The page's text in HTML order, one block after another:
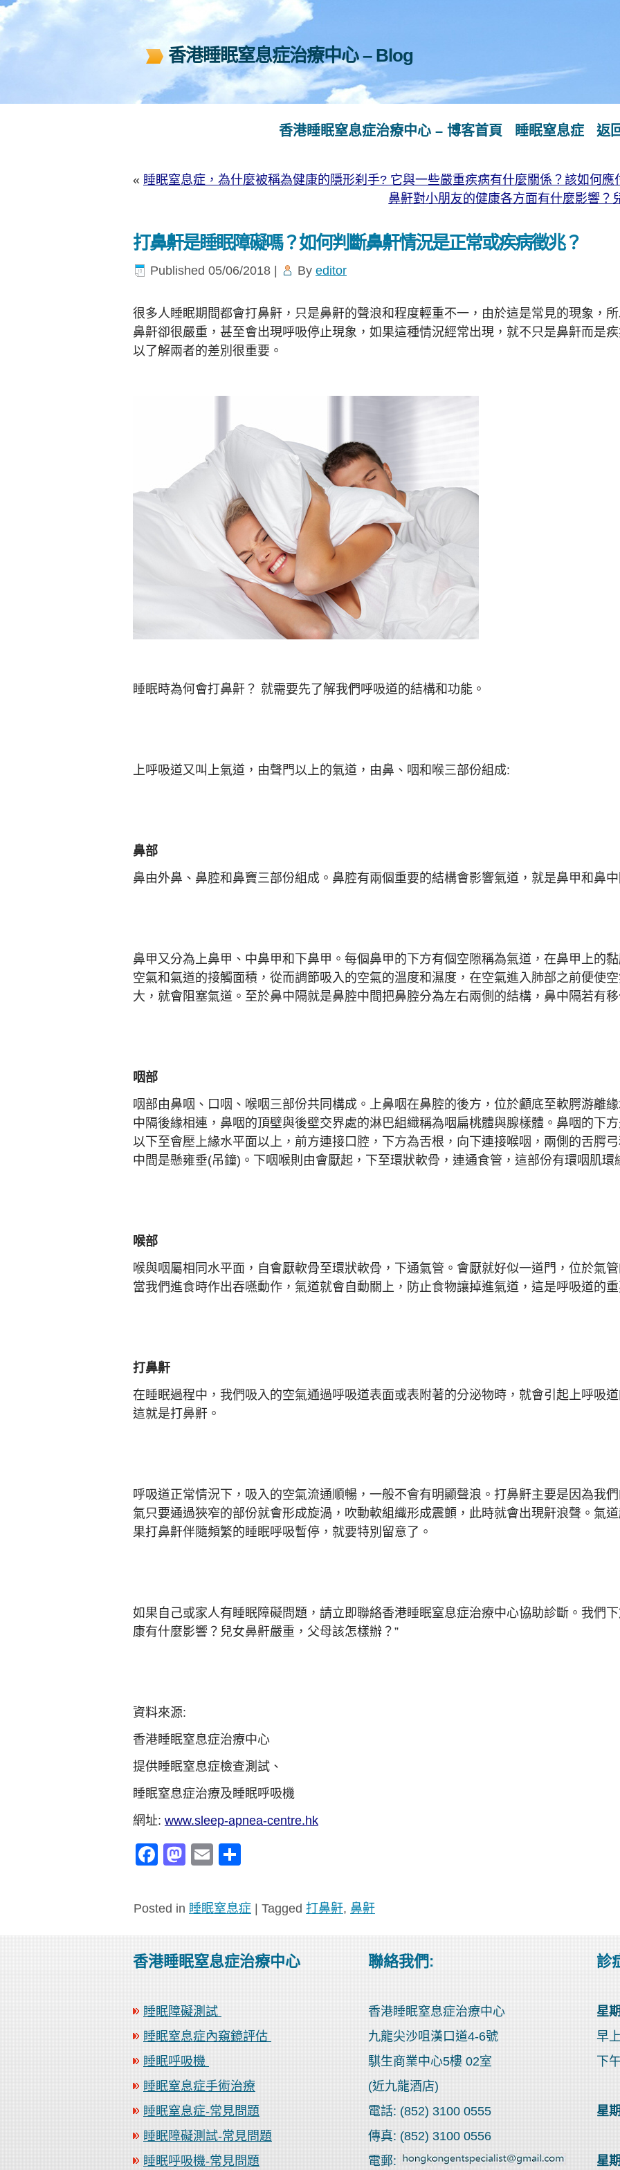
香港睡眠窒息症治療中心 – Blog
香港睡眠窒息症治療中心 – 博客首頁 睡眠窒息症 返
« 睡眠窒息症，為什麼被稱為健康的隱形刹手? 它與一些嚴重疾病有什麼關係？該如何應
鼻鼾對小朋友的健康各方面有什麼影響？
打鼻鼾是睡眠障礙嗎？如何判斷鼻鼾情況是正常或疾病徵兆？
Published 05/06/2018 By editor
很多人睡眠期間都會打鼻鼾，只是鼻鼾的聲浪和程度輕重不一，由於這是常見的現象，
鼻鼾卻很嚴重，甚至會出現呼吸停止現象，如果這種情況經常出現，就不只是鼻鼾而是
以了解兩者的差別很重要。
睡眠時為何會打鼻鼾？ 就需要先了解我們呼吸道的結構和功能。
上呼吸道又叫上氣道，由聲門以上的氣道，由鼻、咽和喉三部份組成:
鼻部
鼻由外鼻、鼻腔和鼻竇三部份組成。鼻腔有兩個重要的結構會影響氣道，就是鼻甲和鼻
鼻甲又分為上鼻甲、中鼻甲和下鼻甲。每個鼻甲的下方有個空隙稱為氣道，在鼻甲上的
空氣和氣道的接觸面積，從而調節吸入的空氣的溫度和濕度，在空氣進入肺部之前便使
大，就會阻塞氣道。至於鼻中隔就是鼻腔中間把鼻腔分為左右兩側的結構，鼻中隔若有
咽部
咽部由鼻咽、口咽、喉咽三部份共同構成。上鼻咽在鼻腔的後方，位於顱底至軟腭游離
中隔後緣相連，鼻咽的頂壁與後壁交界處的淋巴組織稱為咽扁桃體與腺樣體。鼻咽的下
以下至會壓上緣水平面以上，前方連接口腔，下方為舌根，向下連接喉咽，兩側的舌腭
中間是懸雍垂(吊鐘)。下咽喉則由會厭起，下至環狀軟骨，連通食管，這部份有環咽肌環
喉部
喉與咽屬相同水平面，自會厭軟骨至環狀軟骨，下通氣管。會厭就好似一道門，位於氣
當我們進食時作出吞嚥動作，氣道就會自動關上，防止食物讓掉進氣道，這是呼吸道的
打鼻鼾
在睡眠過程中，我們吸入的空氣通過呼吸道表面或表附著的分泌物時，就會引起上呼吸
這就是打鼻鼾。
呼吸道正常情況下，吸入的空氣流通順暢，一般不會有明顯聲浪。打鼻鼾主要是因為我
氣只要通過狹窄的部份就會形成旋渦，吹動軟組織形成震顫，此時就會出現鼾浪聲。氣
果打鼻鼾伴隨頻繁的睡眠呼吸暫停，就要特別留意了。
如果自己或家人有睡眠障礙問題，請立即聯絡香港睡眠窒息症治療中心協助診斷。我們
康有什麼影響？兒女鼻鼾嚴重，父母該怎樣辦？”
資料來源:
香港睡眠窒息症治療中心
提供睡眠窒息症檢查測試、
睡眠窒息症治療及睡眠呼吸機
網址: www.sleep-apnea-centre.hk
Facebook
Mastodon
Email
Posted in 睡眠窒息症 Tagged 打鼻鼾, 鼻鼾
香港睡眠窒息症治療中心
睡眠障礙測試
睡眠窒息症內窺鏡評估
睡眠呼吸機
睡眠窒息症手術治療
睡眠窒息症-常見問題
睡眠障礙測試-常見問題
睡眠呼吸機-常見問題
聯絡我們:
香港睡眠窒息症治療中心
九龍尖沙咀漢口道4-6號
騏生商業中心5樓 02室
(近九龍酒店)
電話: (852) 3100 0555
傳真: (852) 3100 0556
電郵:
診
星
早
下
星
星